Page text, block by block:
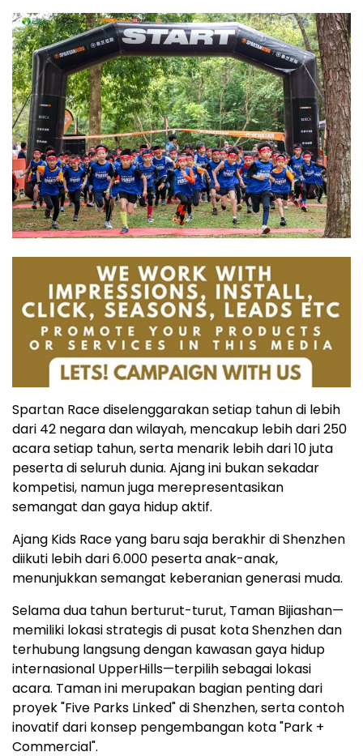
Spartan Race diselenggarakan setiap tahun di lebih
dari 42 negara dan wilayah, mencakup lebih dari 250
acara setiap tahun, serta menarik lebih dari 10 juta
peserta di seluruh dunia. Ajang ini bukan sekadar
kompetisi, namun juga merepresentasikan
semangat dan gaya hidup aktif.
Ajang Kids Race yang baru saja berakhir di Shenzhen
diikuti lebih dari 6.000 peserta anak-anak,
menunjukkan semangat keberanian generasi muda.
Selama dua tahun berturut-turut, Taman Bijiashan—
memiliki lokasi strategis di pusat kota Shenzhen dan
terhubung langsung dengan kawasan gaya hidup
internasional UpperHills—terpilih sebagai lokasi
acara. Taman ini merupakan bagian penting dari
proyek "Five Parks Linked" di Shenzhen, serta contoh
inovatif dari konsep pengembangan kota "Park +
Commercial".